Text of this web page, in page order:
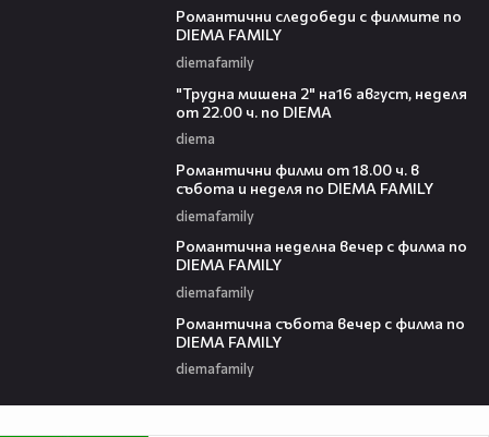
Романтични следобеди с филмите по
DIEMA FAMILY
diemafamily
"Трудна мишена 2" на16 август, неделя
от 22.00 ч. по DIEMA
diema
Романтични филми от 18.00 ч. в
събота и неделя по DIEMA FAMILY
diemafamily
Романтичнa неделна вечер с филма по
DIEMA FAMILY
diemafamily
Романтичнa събота вечер с филма по
DIEMA FAMILY
diemafamily